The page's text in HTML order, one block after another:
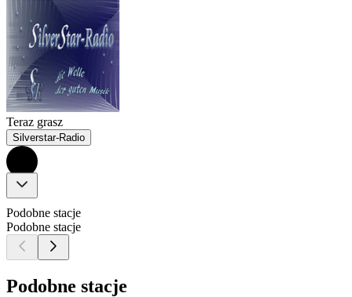
Teraz grasz
Silverstar-Radio
Podobne stacje
Podobne stacje
Podobne stacje